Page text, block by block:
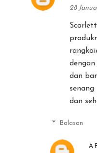
28
dan
dan
Balasan